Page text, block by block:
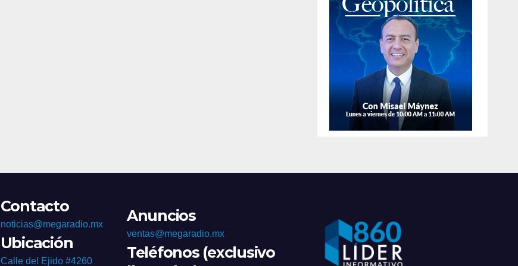
Contacto
noticias@megaradio.mx
Ubicación
Calle del Ejido #4260
Anuncios
ventas@megaradio.mx
Teléfonos (exclusivo